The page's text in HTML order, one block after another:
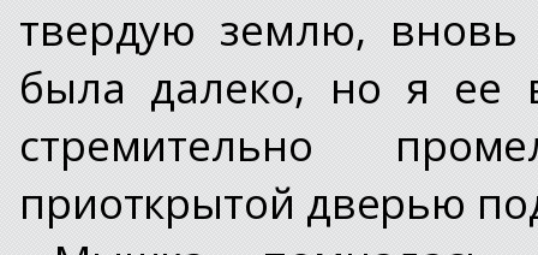
твердую землю,
была далеко, но я ее
стремительно
приоткрытой дверью